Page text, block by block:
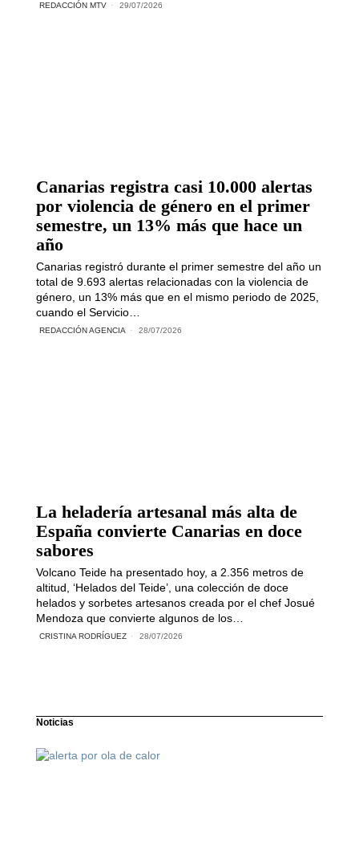
REDACCIÓN MTV 29/07/2026
Canarias registra casi 10.000 alertas
por violencia de género en el primer
semestre, un 13% más que hace un
año
Canarias registró durante el primer semestre del año un
total de 9.693 alertas relacionadas con la violencia de
género, un 13% más que en el mismo periodo de 2025,
cuando el Servicio…
REDACCIÓN AGENCIA 28/07/2026
La heladería artesanal más alta de
España convierte Canarias en doce
sabores
Volcano Teide ha presentado hoy, a 2.356 metros de
altitud, ‘Helados del Teide’, una colección de doce
helados y sorbetes artesanos creada por el chef Josué
Mendoza que convierte algunos de los…
CRISTINA RODRÍGUEZ 28/07/2026
Noticias